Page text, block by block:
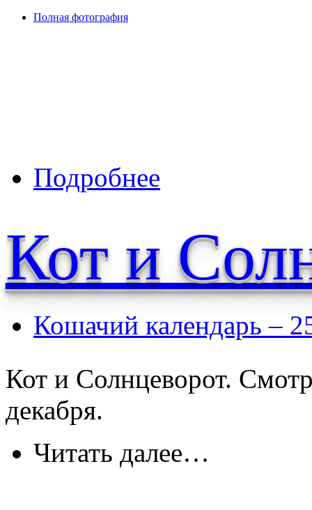
Полная фотография
Подробнее
Кот и
Кошачий календарь –
Кот и Солнцеворот.
декабря.
Читать далее…